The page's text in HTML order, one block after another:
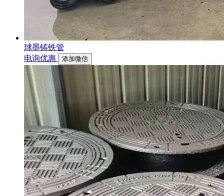
球墨铸铁管
电询优惠
添加微信